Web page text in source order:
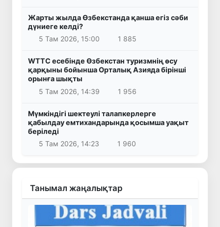
Жарты жылда Өзбекстанда қанша егіз сәби
дүниеге келді?
5 Там 2026, 15:00
1 885
WTTC есебінде Өзбекстан туризмнің өсу
қарқыны бойынша Орталық Азияда бірінші
орынға шықты
5 Там 2026, 14:39
1 956
Мүмкіндігі шектеулі талапкерлерге
қабылдау емтихандарында қосымша уақыт
беріледі
5 Там 2026, 14:23
1 960
Танымал жаңалықтар